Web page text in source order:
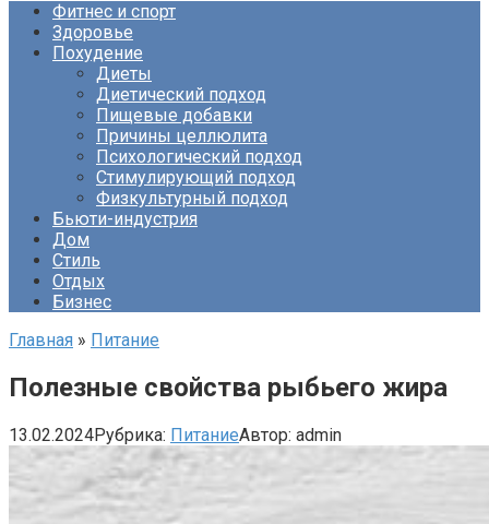
Фитнес и спорт
Здоровье
Похудение
Диеты
Диетический подход
Пищевые добавки
Причины целлюлита
Психологический подход
Стимулирующий подход
Физкультурный подход
Бьюти-индустрия
Дом
Стиль
Отдых
Бизнес
Главная » Питание
Полезные свойства рыбьего жира
13.02.2024Рубрика: ПитаниеАвтор: admin